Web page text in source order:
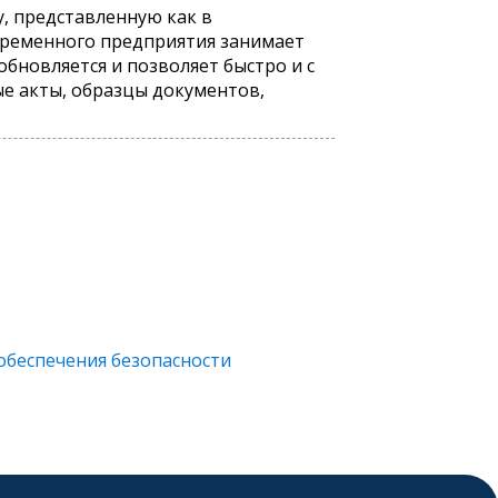
как в
предприятия занимает
и позволяет быстро и с
акты, образцы документов,
безопасности